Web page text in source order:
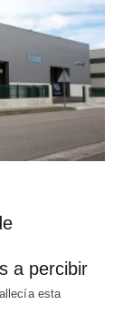
a percibir
esta